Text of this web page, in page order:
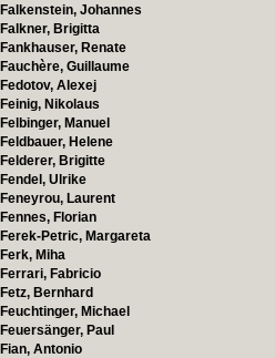
Falkenstein, Johannes
Falkner, Brigitta
Fankhauser, Renate
Fauchère, Guillaume
Fedotov, Alexej
Feinig, Nikolaus
Felbinger, Manuel
Feldbauer, Helene
Felderer, Brigitte
Fendel, Ulrike
Feneyrou, Laurent
Fennes, Florian
Ferek-Petric, Margareta
Ferk, Miha
Ferrari, Fabricio
Fetz, Bernhard
Feuchtinger, Michael
Feuersänger, Paul
Fian, Antonio